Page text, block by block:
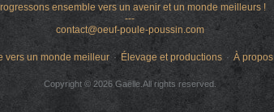
ensemble vers un avenir et un monde meilleurs !
---
contact@oeuf-poule-poussin.com
vers un monde meilleur Élevage et productions À propos
Copyright © 2026 Gaëlle.All rights reserved.